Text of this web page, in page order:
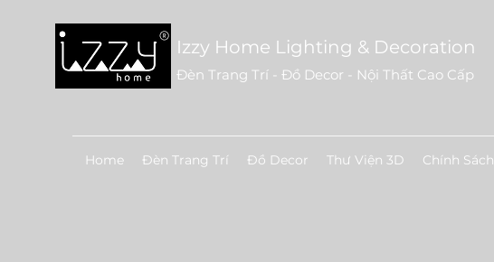
Izzy Home Lighting & Decoration
Đèn Trang Trí - Đồ Decor - Nội Thất Cao Cấp
Home Đèn Trang Trí Đồ Decor Thư Viện 3D Chính Sách